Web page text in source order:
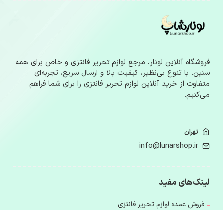
فروشگاه آنلاین لونار، مرجع لوازم‌ تحریر فانتزی و خاص برای همه
سنین. با تنوع بی‌نظیر، کیفیت بالا و ارسال سریع، تجربه‌ای
متفاوت از خرید آنلاین لوازم‌ تحریر فانتزی را برای شما فراهم
می‌کنیم.
تهران
info@lunarshop.ir
لینک‌های مفید
فروش عمده لوازم تحریر فانتزی